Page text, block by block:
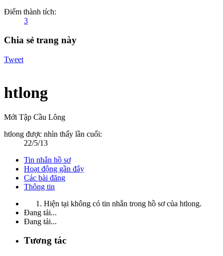
Điểm thành tích:
3
Chia sẻ trang này
Tweet
htlong
Mới Tập Cầu Lông
htlong được nhìn thấy lần cuối:
22/5/13
Tin nhắn hồ sơ
Hoạt động gần đây
Các bài đăng
Thông tin
Hiện tại không có tin nhắn trong hồ sơ của htlong.
Đang tải...
Đang tải...
Tương tác